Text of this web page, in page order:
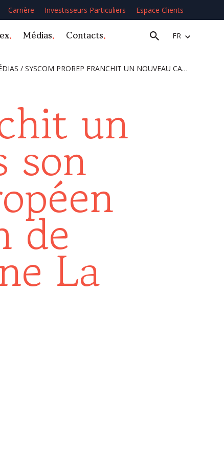
Carrière Investisseurs Particuliers Espace Clients
Médias Contacts FR
/ SYSCOM PROREP FRANCHIT UN NOUVEAU CAP DANS SON DÉVELOPPEMENT EUROPÉEN AVEC L’ACQUISITION DE L’ENTREPRISE ITALIENNE LA TECNIKA DUE
un
son
de
La